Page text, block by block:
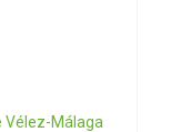
Vélez-Málaga